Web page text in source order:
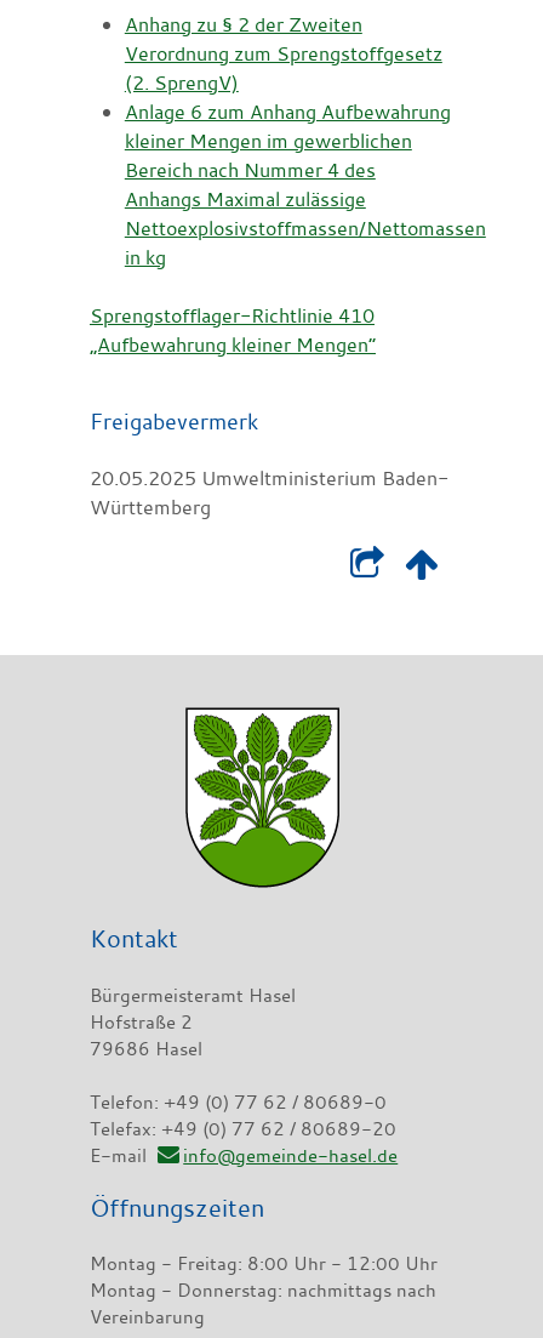
Anhang zu § 2 der Zweiten
Verordnung zum Sprengstoffgesetz
(2. SprengV)
Anlage 6 zum Anhang Aufbewahrung
kleiner Mengen im gewerblichen
Bereich nach Nummer 4 des
Anhangs Maximal zulässige
Nettoexplosivstoffmassen/Nettomassen
in kg
Sprengstofflager-Richtlinie 410
„Aufbewahrung kleiner Mengen“
Freigabevermerk
20.05.2025 Umweltministerium Baden-
Württemberg
Kontakt
Bürgermeisteramt Hasel
Hofstraße 2
79686 Hasel
Telefon: +49 (0) 77 62 / 80689-0
Telefax: +49 (0) 77 62 / 80689-20
E-mail
info@gemeinde-hasel.de
Öffnungszeiten
Montag - Freitag: 8:00 Uhr - 12:00 Uhr
Montag - Donnerstag: nachmittags nach
Vereinbarung